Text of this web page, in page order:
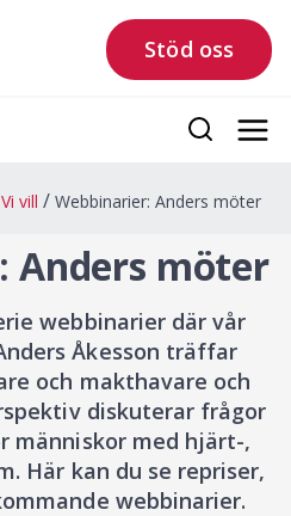
Stöd oss
Vi vill Webbinarier: Anders möter
Anders möter
webbinarier där vår
Åkesson träffar
och makthavare och
diskuterar frågor
människor med hjärt-,
Här kan du se repriser,
webbinarier.